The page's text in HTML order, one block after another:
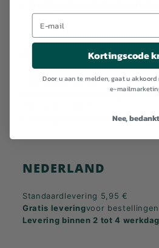
Standaardlevering 7,45 €
Gereduceerde leveringvoor
Levering binnen 3 tot 5
NEDERLAND
Standaardlevering 5,95 €
Gratis leveringvoor
Levering binnen 2 tot 4
Kortingscode
Door u aan te melden, gaat u
e-
Nee, bedankt